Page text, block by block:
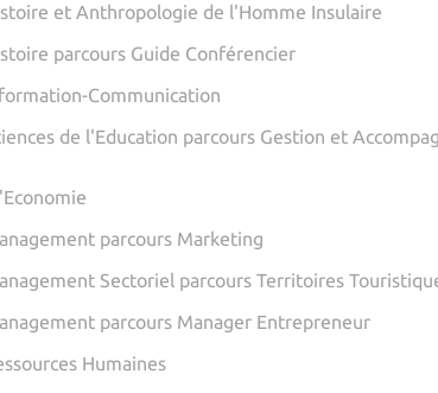
et Anthropologie de l'Homme Insulaire
parcours Guide Conférencier
Communication
de l'Education parcours Gestion et
parcours Marketing
Sectoriel parcours Territoires
parcours Manager Entrepreneur
Humaines